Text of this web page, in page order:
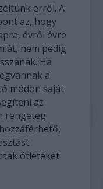
erről. A
az, hogy
évről évre
nem pedig
Ha
a
módon saját
az
rengeteg
ötleteket